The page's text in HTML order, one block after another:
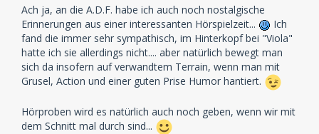
Ach ja, an die A.D.F. habe ich auch noch nostalgische
Erinnerungen aus einer interessanten Hörspielzeit...
Ich
fand die immer sehr sympathisch, im Hinterkopf bei "Viola"
hatte ich sie allerdings nicht.... aber natürlich bewegt man
sich da insofern auf verwandtem Terrain, wenn man mit
Grusel, Action und einer guten Prise Humor hantiert.
Hörproben wird es natürlich auch noch geben, wenn wir mit
dem Schnitt mal durch sind...